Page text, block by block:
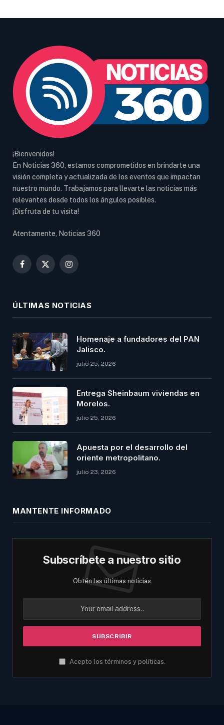
¡Bienvenidos!
En Noticias 360, estamos comprometidos en brindarte una
visión completa y actualizada de los eventos que impactan
nuestro mundo. Trabajamos para llevarte las noticias más
relevantes desde todos los ángulos posibles.
¡Disfruta de tu visita!
Atentamente, Noticias 360
Facebook
X
Instagram
ÚLTIMAS NOTICIAS
Homenaje a fundadores del PAN
Jalisco.
julio 25, 2026
Entrega Sheinbaum viviendas en
Morelos.
julio 25, 2026
Apuesta por el desarrollo del
oriente metropolitano.
julio 23, 2026
MANTENTE INFORMADO
Subscríbete a nuestro sitio
Obtén las últimas noticias
Acepto los términos y políticas.